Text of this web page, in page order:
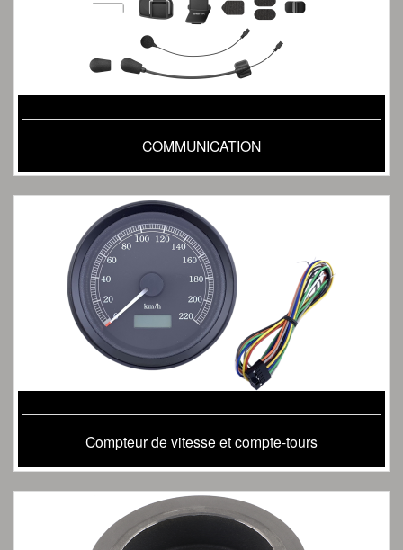
COMMUNICATION
Compteur de vitesse et compte-tours